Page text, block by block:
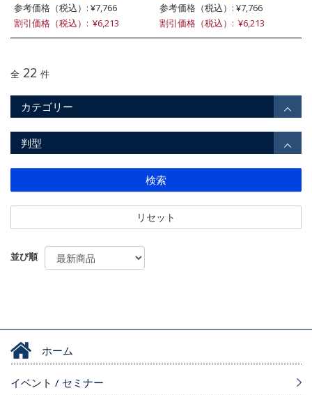
参考価格（税込）: ¥7,766
割引価格（税込）: ¥6,213
参考価格（税込）: ¥7,766
割引価格（税込）: ¥6,213
全 22 件
カテゴリー
判型
検索
リセット
並び順
ホーム
イベント / セミナー